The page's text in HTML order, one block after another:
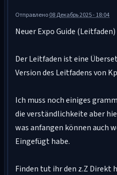
Отправлено08 Декабрь 2025 - 18:04
Neuer Expo Guide (Leitfaden)
Der Leitfaden ist eine
Version des Leitfadens von
Ich muss noch einiges
die verständlichkeite aber
was anfangen können auch
Eingefügt habe.
Finden tut ihr den z.Z Direkt